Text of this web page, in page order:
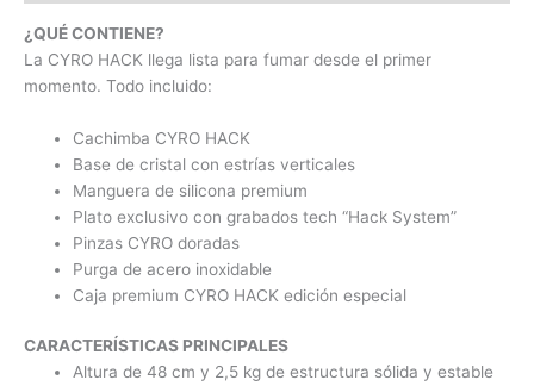
¿QUÉ CONTIENE?
La CYRO HACK llega lista para fumar desde el primer
momento. Todo incluido:
Cachimba CYRO HACK
Base de cristal con estrías verticales
Manguera de silicona premium
Plato exclusivo con grabados tech “Hack System”
Pinzas CYRO doradas
Purga de acero inoxidable
Caja premium CYRO HACK edición especial
CARACTERÍSTICAS PRINCIPALES
Altura de 48 cm y 2,5 kg de estructura sólida y estable